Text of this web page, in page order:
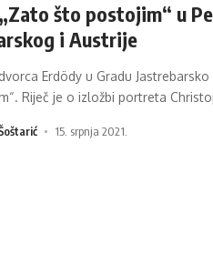
što postojim“ u
i Austrije
Erdödy u Gradu
Riječ je o izložbi portreta
15. srpnja 2021.